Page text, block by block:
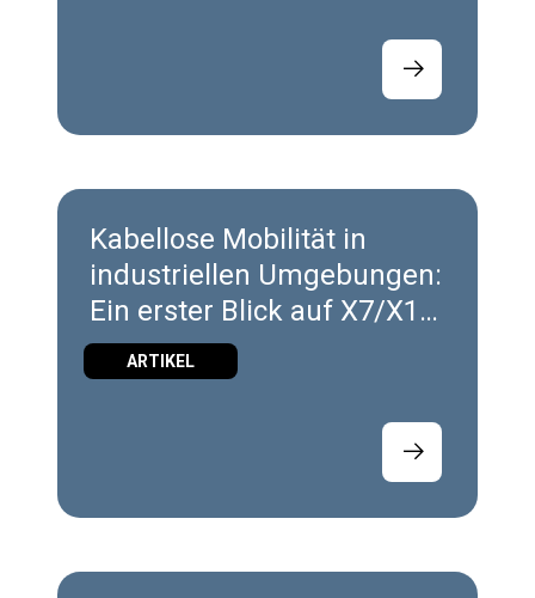
Kabellose Mobilität in
industriellen Umgebungen:
Ein erster Blick auf X7/X10
Wireless
ARTIKEL